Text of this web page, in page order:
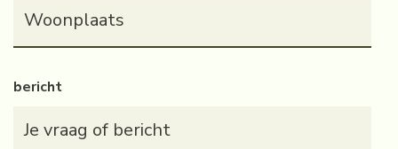
bericht